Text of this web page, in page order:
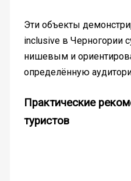
Эти объекты
inclusive в Черногории
нишевым и
определённую
Практические
туристов